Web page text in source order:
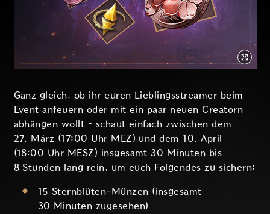
Ganz gleich, ob ihr euren Lieblingsstreamer beim
Event anfeuern oder mit ein paar neuen Creatorn
abhängen wollt – schaut einfach zwischen dem
27. März (17:00 Uhr MEZ) und dem 10. April
(18:00 Uhr MESZ) insgesamt 30 Minuten bis
8 Stunden lang rein, um euch Folgendes zu sichern:
15 Sternblüten-Münzen (insgesamt
30 Minuten zugesehen)